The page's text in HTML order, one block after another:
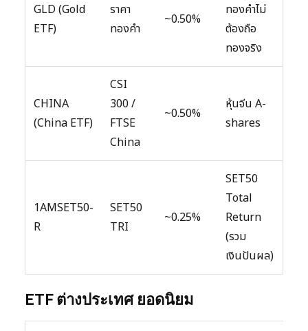
GLD (Gold
ETF)
ราคา
ทองคำ
~0.50%
ทองคำไม่
ต้องถือ
ทองจริง
CHINA
(China ETF)
CSI
300 /
FTSE
China
~0.50%
หุ้นจีน A-
shares
1AMSET50-
R
SET50
TRI
~0.25%
SET50
Total
Return
(รวม
เงินปันผล)
ETF ต่างประเทศ ยอดนิยม